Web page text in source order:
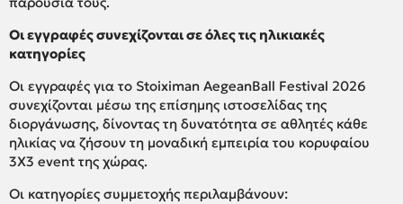
Οι εγγραφές συνεχίζονται σε όλες τις ηλικιακές
κατηγορίες
Οι εγγραφές για το Stoiximan AegeanBall Festival 2026
συνεχίζονται μέσω της επίσημης ιστοσελίδας της
διοργάνωσης, δίνοντας τη δυνατότητα σε αθλητές κάθε
ηλικίας να ζήσουν τη μοναδική εμπειρία του κορυφαίου
3Χ3 event της χώρας.
Οι κατηγορίες συμμετοχής περιλαμβάνουν: